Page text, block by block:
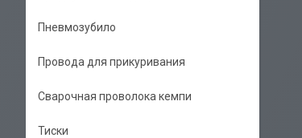
Пневмозубило
Провода для прикуривания
Сварочная проволока кемпи
Тиски